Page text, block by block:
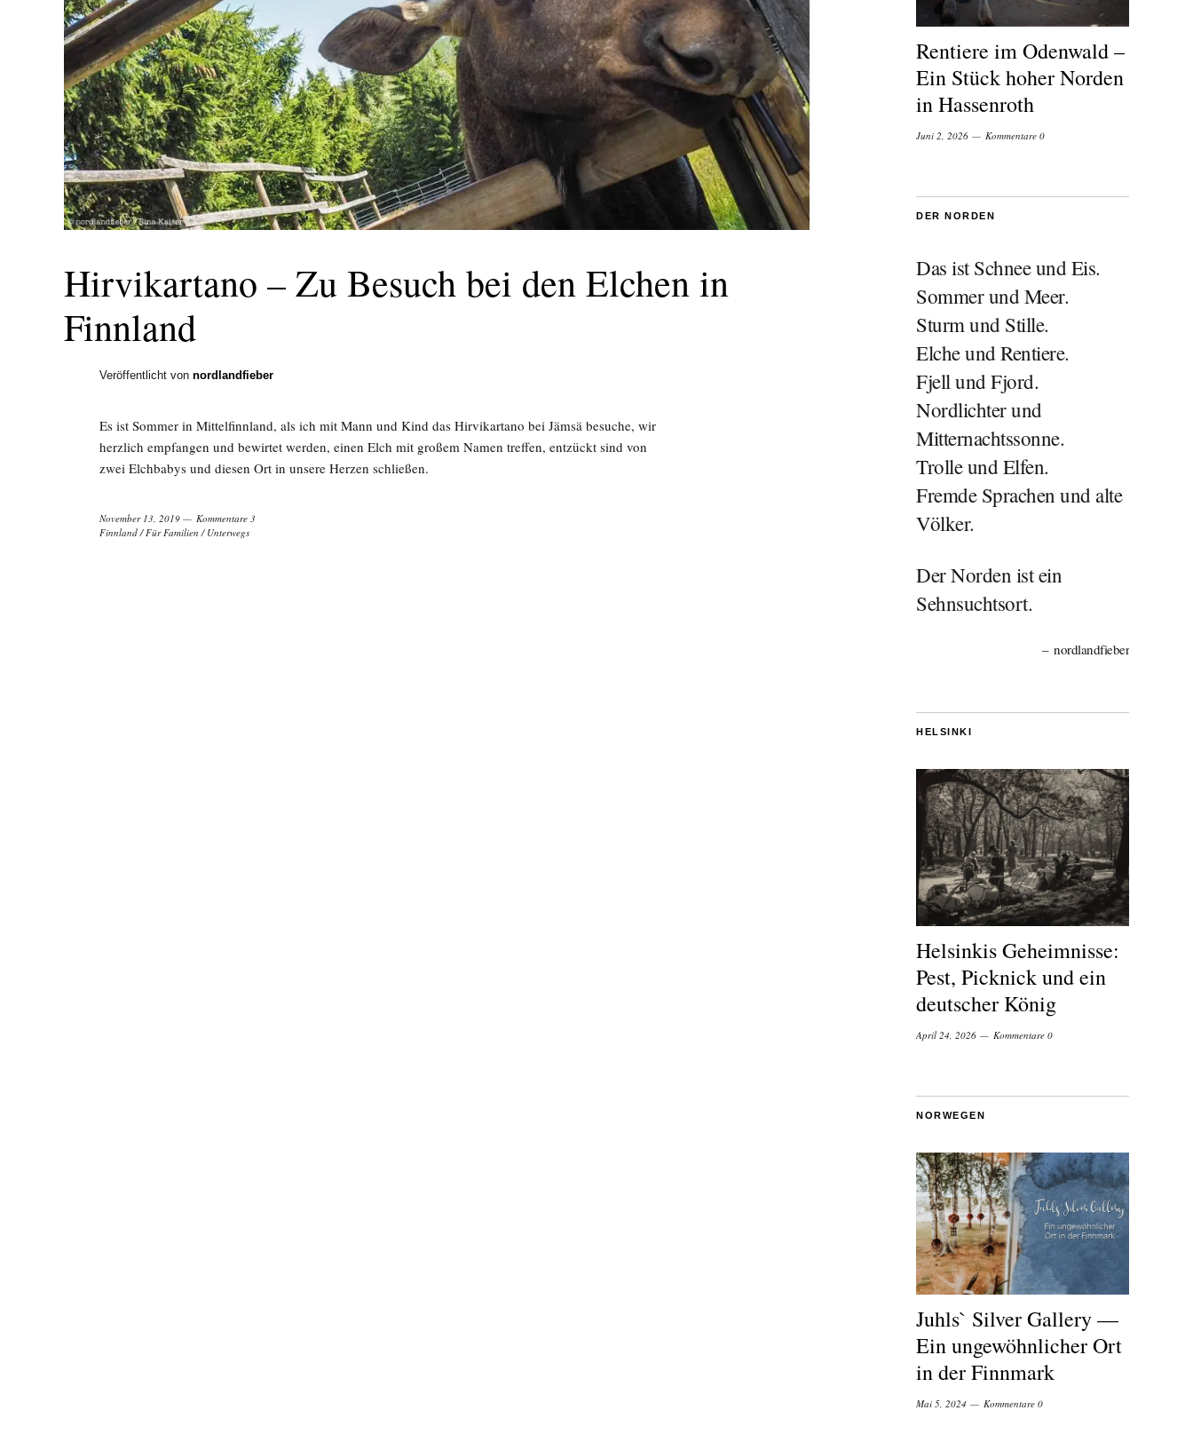
Hirvikartano – Zu Besuch bei den Elchen in
Finnland
Veröffentlicht von nordlandfieber
Es ist Sommer in Mittelfinnland, als ich mit Mann und Kind das Hirvikartano bei Jämsä besuche, wir
herzlich empfangen und bewirtet werden, einen Elch mit großem Namen treffen, entzückt sind von
zwei Elchbabys und diesen Ort in unsere Herzen schließen.
November 13, 2019
Kommentare 3
Finnland / Für Familien / Unterwegs
Rentiere im Odenwald –
Ein Stück hoher Norden
in Hassenroth
Juni 2, 2026 Kommentare 0
DER NORDEN
Das ist Schnee und Eis.
Sommer und Meer.
Sturm und Stille.
Elche und Rentiere.
Fjell und Fjord.
Nordlichter und
Mitternachtssonne.
Trolle und Elfen.
Fremde Sprachen und alte
Völker.
Der Norden ist ein
Sehnsuchtsort.
nordlandfieber
HELSINKI
Helsinkis Geheimnisse:
Pest, Picknick und ein
deutscher König
April 24, 2026 Kommentare 0
NORWEGEN
Juhls` Silver Gallery —
Ein ungewöhnlicher Ort
in der Finnmark
Mai 5, 2024 Kommentare 0